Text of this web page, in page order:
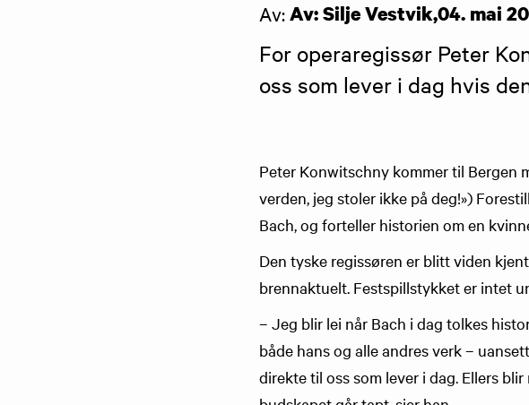
Av:Av: Silje Vestvik,04. mai
For operaregissør Peter
oss som lever i dag hvis
Peter Konwitschny kommer til Bergen
verden, jeg stoler ikke på deg!»)
Bach, og forteller historien om en
Den tyske regissøren er blitt viden
brennaktuelt. Festspillstykket er intet
– Jeg blir lei når Bach i dag tolkes
både hans og alle andres verk –
direkte til oss som lever i dag. Ellers